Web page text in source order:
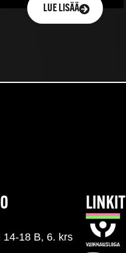
LUE LISÄÄ
14-18 B, 6. krs
LINKIT